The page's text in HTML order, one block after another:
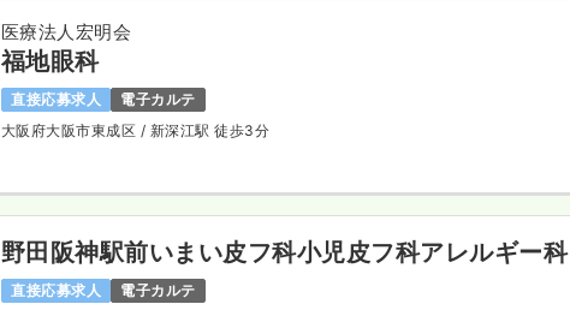
医療法人宏明会
福地眼科
直接応募求人
電子カルテ
大阪府大阪市東成区 / 新深江駅 徒歩3分
野田阪神駅前いまい皮フ科小児皮フ科アレルギー科
直接応募求人
電子カルテ